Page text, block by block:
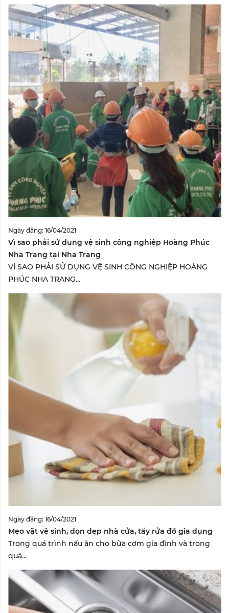
Ngày đăng: 16/04/2021
Vì sao phải sử dụng vệ sinh công nghiệp Hoàng Phúc
Nha Trang tại Nha Trang
VÌ SAO PHẢI SỬ DỤNG VỆ SINH CÔNG NGHIỆP HOÀNG
PHÚC NHA TRANG...
Ngày đăng: 16/04/2021
Mẹo vặt vệ sinh, dọn dẹp nhà cửa, tẩy rửa đồ gia dụng
Trong quá trình nấu ăn cho bữa cơm gia đình và trong
quá...